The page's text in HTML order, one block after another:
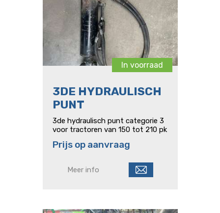
In voorraad
3DE HYDRAULISCH
PUNT
3de hydraulisch punt categorie 3
voor tractoren van 150 tot 210 pk
Prijs op aanvraag
Meer info